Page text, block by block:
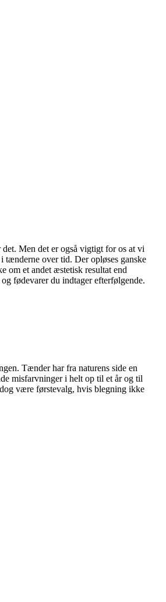
Men det er også vigtigt for os at vi
tænderne over tid. Der opløses ganske
om et andet æstetisk resultat end
fødevarer du indtager efterfølgende.
Tænder har fra naturens side en
misfarvninger i helt op til et år og til
være førstevalg, hvis blegning ikke